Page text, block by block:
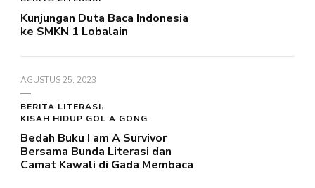
Kunjungan Duta Baca Indonesia
ke SMKN 1 Lobalain
AGUSTUS 25, 2023
BERITA LITERASI
KISAH HIDUP GOL A GONG
Bedah Buku I am A Survivor
Bersama Bunda Literasi dan
Camat Kawali di Gada Membaca